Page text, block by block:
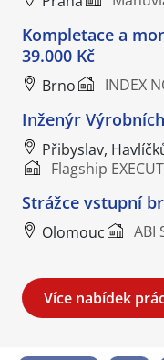
Kompletace a
39.000 Kč
Brno INDEX
Inženýr
Přibyslav,
Flagship
Strážce vstupní
Olomouc ABI
Více nabídek